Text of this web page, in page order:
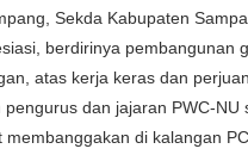
Sekda Kabupaten
berdirinya pembangunan
atas kerja keras dan
dan jajaran PWC-NU
di kalangan